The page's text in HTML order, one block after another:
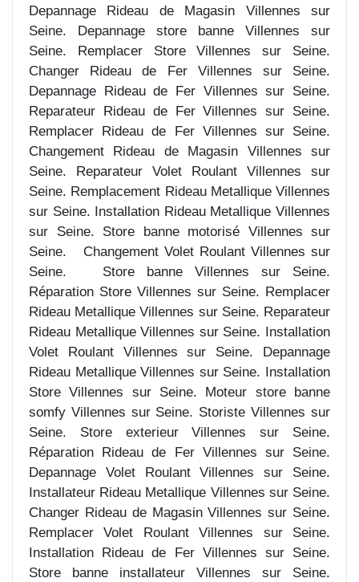
Depannage Rideau de Magasin Villennes sur
Seine. Depannage store banne Villennes sur
Seine. Remplacer Store Villennes sur Seine.
Changer Rideau de Fer Villennes sur Seine.
Depannage Rideau de Fer Villennes sur Seine.
Reparateur Rideau de Fer Villennes sur Seine.
Remplacer Rideau de Fer Villennes sur Seine.
Changement Rideau de Magasin Villennes sur
Seine. Reparateur Volet Roulant Villennes sur
Seine. Remplacement Rideau Metallique Villennes
sur Seine. Installation Rideau Metallique Villennes
sur Seine. Store banne motorisé Villennes sur
Seine. Changement Volet Roulant Villennes sur
Seine. Store banne Villennes sur Seine.
Réparation Store Villennes sur Seine. Remplacer
Rideau Metallique Villennes sur Seine. Reparateur
Rideau Metallique Villennes sur Seine. Installation
Volet Roulant Villennes sur Seine. Depannage
Rideau Metallique Villennes sur Seine. Installation
Store Villennes sur Seine. Moteur store banne
somfy Villennes sur Seine. Storiste Villennes sur
Seine. Store exterieur Villennes sur Seine.
Réparation Rideau de Fer Villennes sur Seine.
Depannage Volet Roulant Villennes sur Seine.
Installateur Rideau Metallique Villennes sur Seine.
Changer Rideau de Magasin Villennes sur Seine.
Remplacer Volet Roulant Villennes sur Seine.
Installation Rideau de Fer Villennes sur Seine.
Store banne installateur Villennes sur Seine.